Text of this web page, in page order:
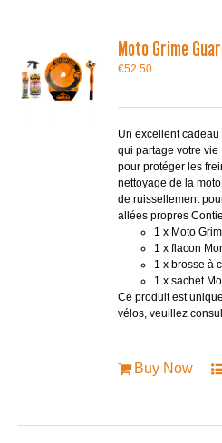
Moto Grime
€52.50
Un excellent cadeau
qui partage votre vie
pour protéger les
nettoyage de la
de ruissellement
allées propres
1 x Moto
1 x flacon
1 x brosse à
1 x sachet
Ce produit est
vélos, veuillez
Buy Now